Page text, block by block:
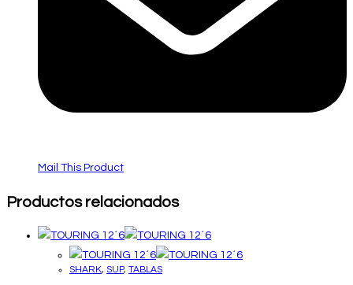
Mail This Product
Productos relacionados
SHARK, SUP, TABLAS